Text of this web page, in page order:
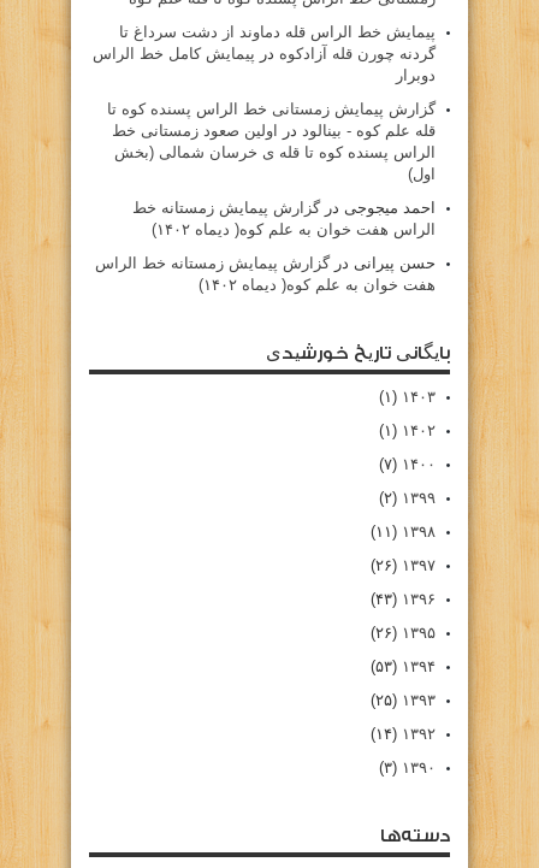
پيمايش خط الراس قله دماوند از دشت سرداغ تا
گردنه چورن قله آزادكوه در پیمایش کامل خط الراس
دوبرار
گزارش پیمایش زمستانی خط الراس پسنده کوه تا
قله علم کوه - بينالود در
اولین صعود زمستانی خط
الراس پسنده کوه تا قله ی خرسان شمالی (بخش
اول)
احمد میجوجی درگزارش پیمایش زمستانه خط
الراس هفت خوان به علم کوه( دیماه ۱۴۰۲)
حسن پیرانی درگزارش پیمایش زمستانه خط الراس
هفت خوان به علم کوه( دیماه ۱۴۰۲)
بایگانی تاریخ خورشیدی
۱۴۰۳ (۱)
۱۴۰۲ (۱)
۱۴۰۰ (۷)
۱۳۹۹ (۲)
۱۳۹۸ (۱۱)
۱۳۹۷ (۲۶)
۱۳۹۶ (۴۳)
۱۳۹۵ (۲۶)
۱۳۹۴ (۵۳)
۱۳۹۳ (۲۵)
۱۳۹۲ (۱۴)
۱۳۹۰ (۳)
دسته‌ها